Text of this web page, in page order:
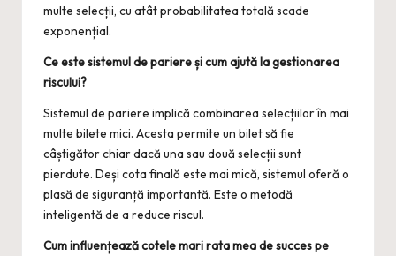
multe selecții, cu atât probabilitatea totală scade
exponențial.
Ce este sistemul de pariere și cum ajută la gestionarea
riscului?
Sistemul de pariere implică combinarea selecțiilor în mai
multe bilete mici. Acesta permite un bilet să fie
câștigător chiar dacă una sau două selecții sunt
pierdute. Deși cota finală este mai mică, sistemul oferă o
plasă de siguranță importantă. Este o metodă
inteligentă de a reduce riscul.
Cum influențează cotele mari rata mea de succes pe